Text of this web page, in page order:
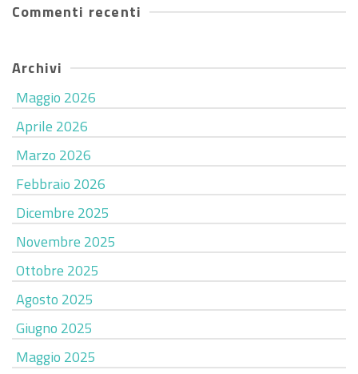
Commenti recenti
Archivi
Maggio 2026
Aprile 2026
Marzo 2026
Febbraio 2026
Dicembre 2025
Novembre 2025
Ottobre 2025
Agosto 2025
Giugno 2025
Maggio 2025